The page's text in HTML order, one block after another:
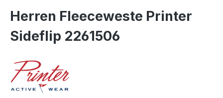
Herren Fleeceweste Printer
Sideflip 2261506